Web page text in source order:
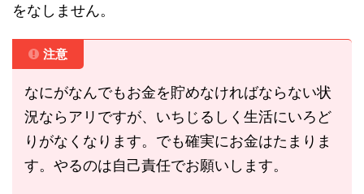
をなしません。
注意
なにがなんでもお金を貯めなければならない状
況ならアリですが、いちじるしく生活にいろど
りがなくなります。でも確実にお金はたまりま
す。やるのは自己責任でお願いします。